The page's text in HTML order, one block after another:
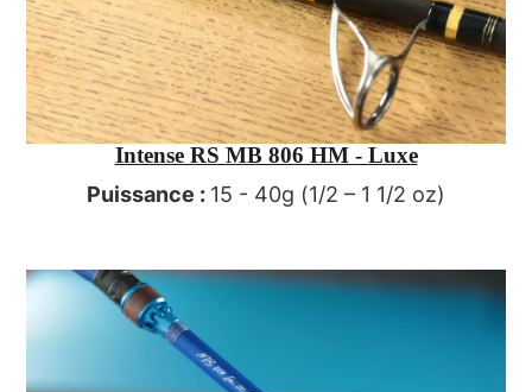
Intense RS MB 806 HM - Luxe
Puissance : 15 - 40g (1/2 – 1 1/2 oz)